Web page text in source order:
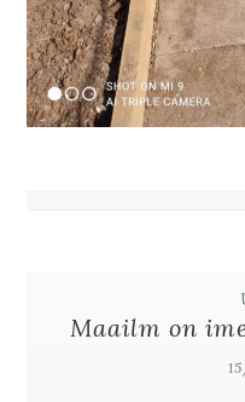
Maailm on